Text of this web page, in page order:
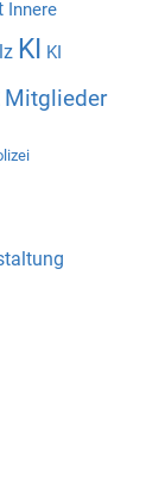
Innere
KI KI
Mitglieder